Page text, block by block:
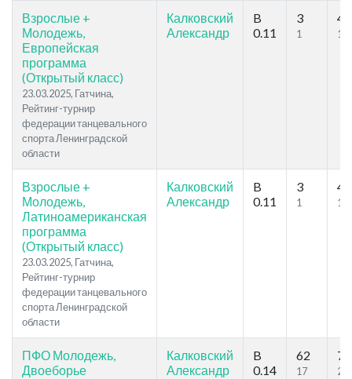
Взрослые +
Молодежь,
Европейская
программа
(Открытый класс)
23.03.2025, Гатчина,
Рейтинг-турнир
федерации танцевального
спорта Ленинградской
области
Калковский
Александр
B
0.11
3
1
4
1
Взрослые +
Молодежь,
Латиноамериканская
программа
(Открытый класс)
23.03.2025, Гатчина,
Рейтинг-турнир
федерации танцевального
спорта Ленинградской
области
Калковский
Александр
B
0.11
3
1
4
1
ПФО Молодежь,
Двоеборье
Калковский
Александр
B
0.14
62
17
79
26